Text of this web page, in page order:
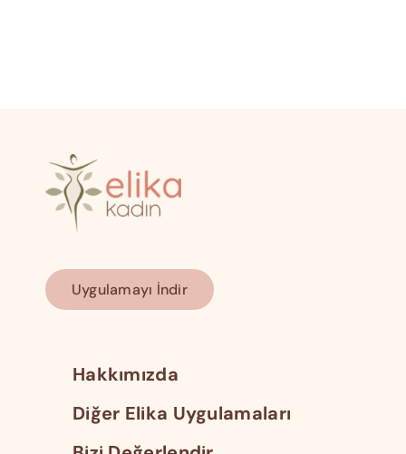
Uygulamayı İndir
Hakkımızda
Diğer Elika Uygulamaları